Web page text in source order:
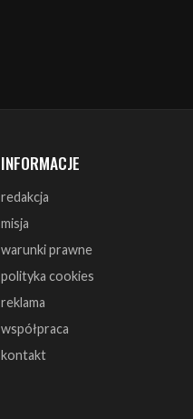
INFORMACJE
redakcja
misja
warunki prawne
polityka cookies
reklama
współpraca
kontakt